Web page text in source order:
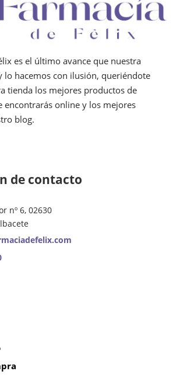
es el último avance que nuestra
lo hacemos con ilusión, queriéndote
tienda los mejores productos de
encontrarás online y los mejores
blog.
de contacto
nº 6, 02630